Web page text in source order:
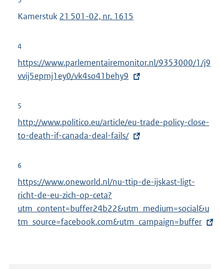
:
n
k
:
Kamerstuk 21 501-02, nr. 1615
4
E
x
e
n
e
i
n
k
:
https://www.parlementairemonitor.nl/9353000/1/j9
vvij5epmj1ey0/vk4so41behy9
5
E
x
e
n
e
l
i
http://www.politico.eu/article/eu-trade-policy-close-
to-death-if-canada-deal-fails/
6
E
x
t
e
https://www.oneworld.nl/nu-ttip-de-ijskast-ligt-
richt-de-eu-zich-op-ceta?
utm_content=buffer24b22&utm_medium=social&u
tm_source=facebook.com&utm_campaign=buffer